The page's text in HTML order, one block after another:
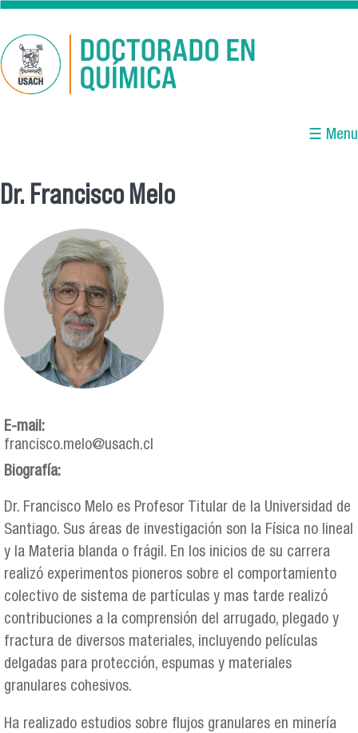
Pasar al contenido principal
☰ Menu
Dr. Francisco Melo
E-mail:
francisco.melo@usach.cl
Biografía:
Dr. Francisco Melo es Profesor Titular de la Universidad de
Santiago. Sus áreas de investigación son la Física no lineal
y la Materia blanda o frágil. En los inicios de su carrera
realizó experimentos pioneros sobre el comportamiento
colectivo de sistema de partículas y mas tarde realizó
contribuciones a la comprensión del arrugado, plegado y
fractura de diversos materiales, incluyendo películas
delgadas para protección, espumas y materiales
granulares cohesivos.
Ha realizado estudios sobre flujos granulares en minería